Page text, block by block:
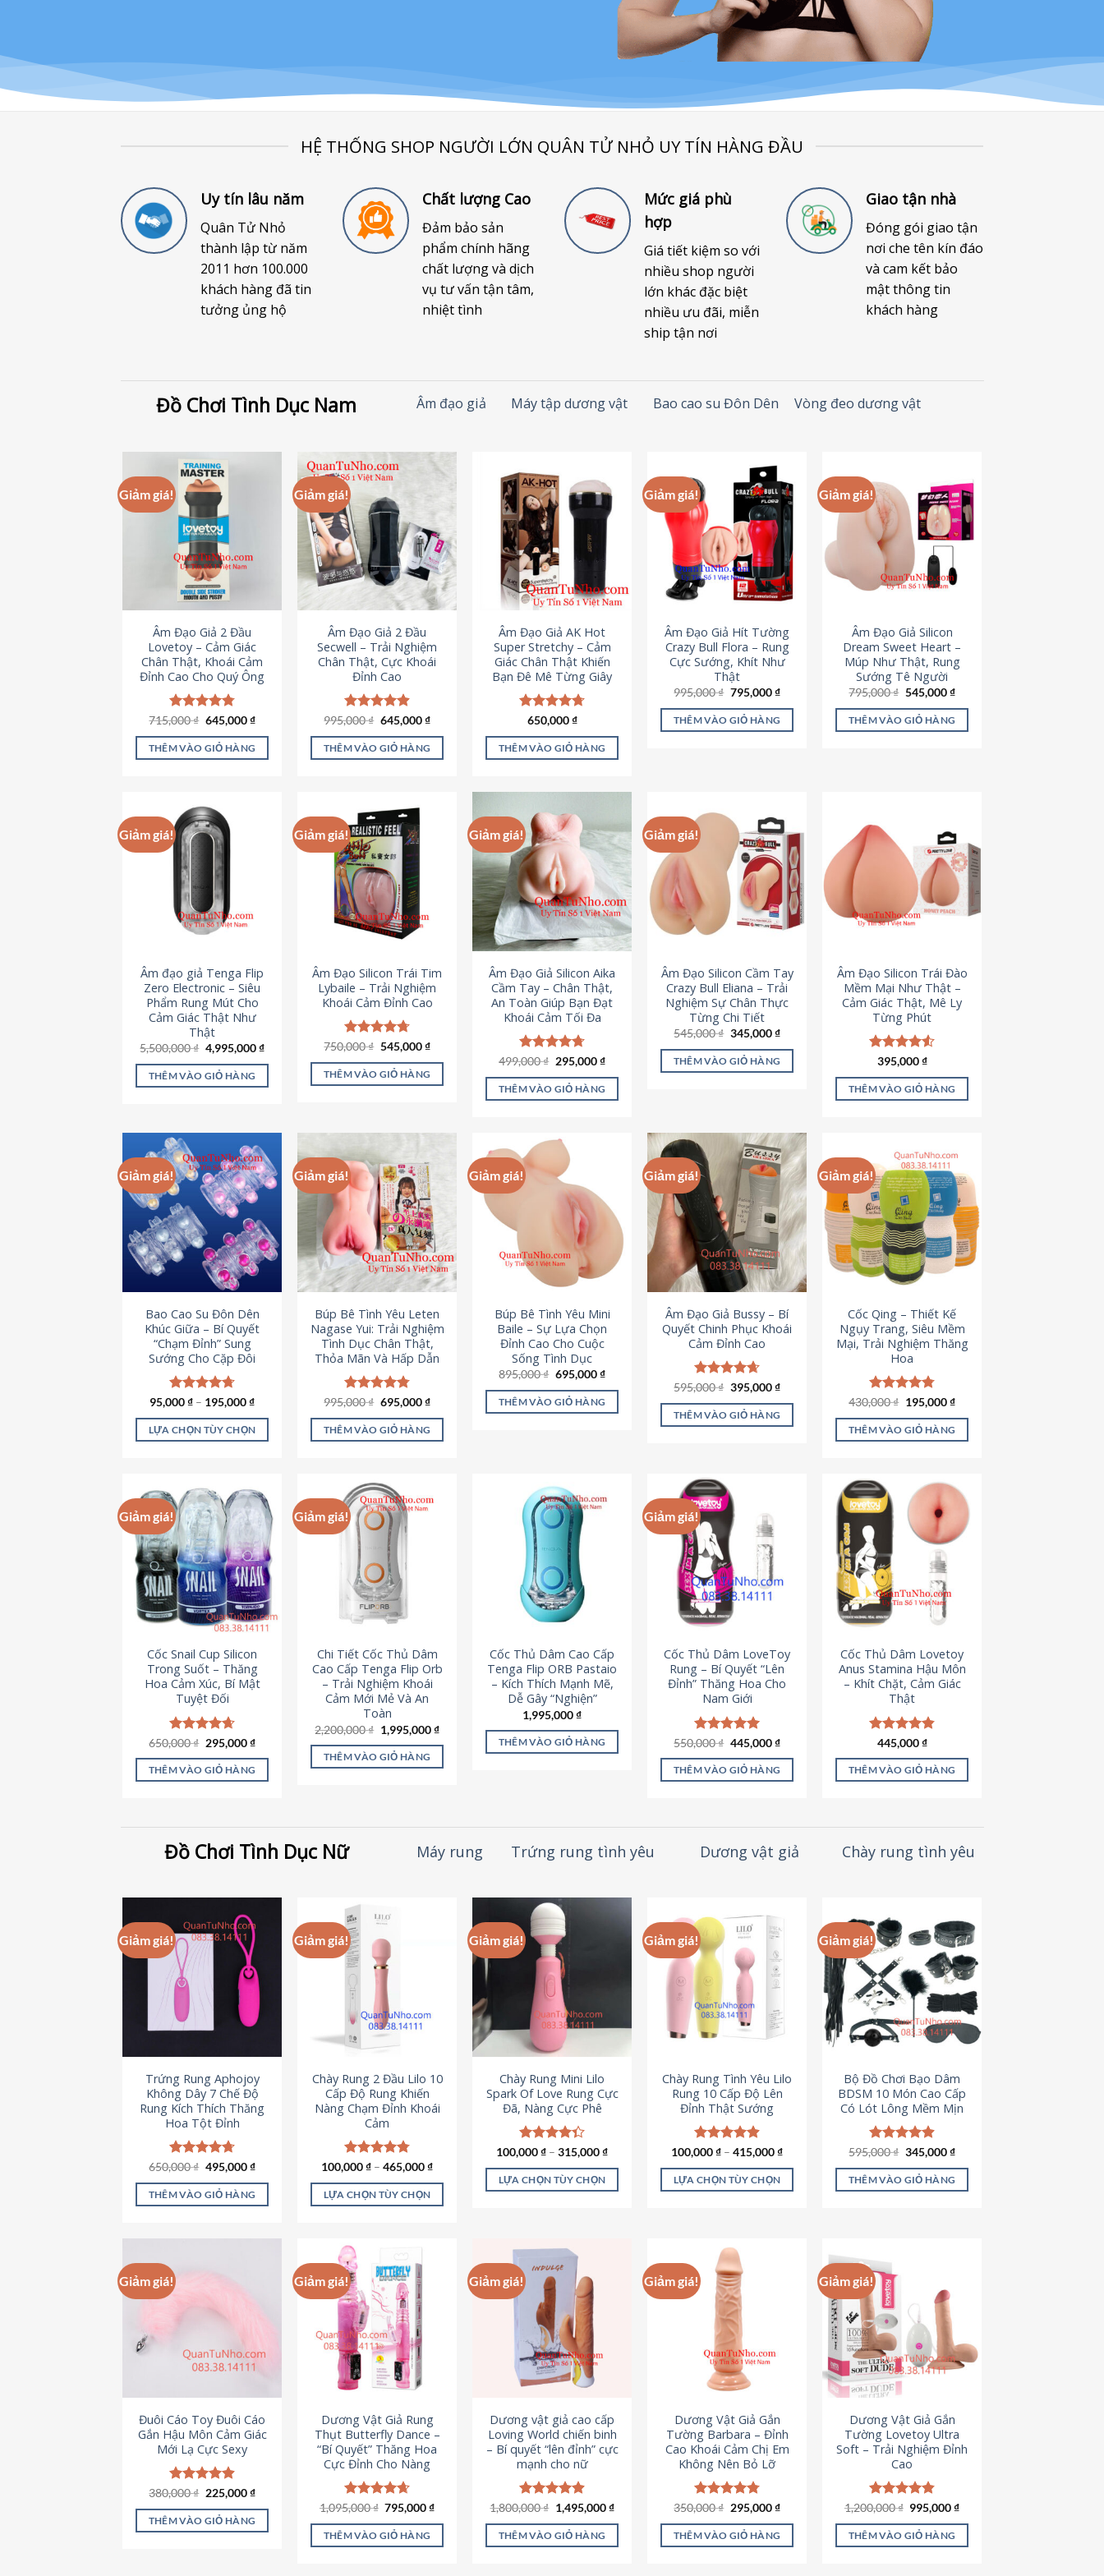
HỆ THỐNG SHOP NGƯỜI LỚN QUÂN TỬ NHỎ UY TÍN HÀNG ĐẦU
Uy tín lâu năm
Quân Tử Nhỏ
thành lập từ năm
2011 hơn 100.000
khách hàng đã tin
tưởng ủng hộ
Chất lượng Cao
Đảm bảo sản
phẩm chính hãng
chất lượng và dịch
vụ tư vấn tận tâm,
nhiệt tình
Mức giá phù
hợp
Giá tiết kiệm so với
nhiều shop người
lớn khác đặc biệt
nhiều ưu đãi, miễn
ship tận nơi
Giao tận nhà
Đóng gói giao tận
nơi che tên kín đáo
và cam kết bảo
mật thông tin
khách hàng
Đồ Chơi Tình Dục Nam Âm đạo giả Máy tập dương vật Bao cao su Đôn Dên Vòng đeo dương vật
Giảm giá!
Âm Đạo Giả 2 Đầu
Lovetoy – Cảm Giác
Chân Thật, Khoái Cảm
Đỉnh Cao Cho Quý Ông
Được xếp
hạng4.79
5 sao
715,000₫ Giá
là:
715,000 ₫.
645,000₫Giá
tại
là:
THÊM VÀO GIỎ HÀNG
Giảm giá!
Âm Đạo Giả 2 Đầu
Secwell – Trải Nghiệm
Chân Thật, Cực Khoái
Đỉnh Cao
Được xếp
hạng4.88
5 sao
995,000₫ Giá
là:
995,000 ₫.
645,000₫Giá
tại
là:
THÊM VÀO GIỎ HÀNG
Âm Đạo Giả AK Hot
Super Stretchy – Cảm
Giác Chân Thật Khiến
Bạn Đê Mê Từng Giây
Được xếp
hạng4.75
5 sao
650,000₫
THÊM VÀO GIỎ HÀNG
Giảm giá!
Âm Đạo Giả Hít Tường
Crazy Bull Flora – Rung
Cực Sướng, Khít Như
Thật
995,000₫ Giá
là:
995,000 ₫.
795,000₫Giá
tại
là:
THÊM VÀO GIỎ HÀNG
Giảm giá!
Âm Đạo Giả Silicon
Dream Sweet Heart –
Múp Như Thật, Rung
Sướng Tê Người
795,000₫ Giá
là:
795,000 ₫.
545,000₫Giá
tại
là:
THÊM VÀO GIỎ HÀNG
Giảm giá!
Âm đạo giả Tenga Flip
Zero Electronic – Siêu
Phẩm Rung Mút Cho
Cảm Giác Thật Như
Thật
5,500,000₫ Giá
gốc
là:
5,500,000 ₫.
4,995,000₫Giá
tại
THÊM VÀO GIỎ HÀNG
Giảm giá!
Âm Đạo Silicon Trái Tim
Lybaile – Trải Nghiệm
Khoái Cảm Đỉnh Cao
Được xếp
5 sao
750,000₫ Giá
là:
750,000 ₫.
545,000₫Giá
tại
là:
THÊM VÀO GIỎ HÀNG
Giảm giá!
Âm Đạo Giả Silicon Aika
Cầm Tay – Chân Thật,
An Toàn Giúp Bạn Đạt
Khoái Cảm Tối Đa
Được xếp
5 sao
499,000₫ Giá
là:
499,000 ₫.
295,000₫Giá
tại
là:
THÊM VÀO GIỎ HÀNG
Giảm giá!
Âm Đạo Silicon Cầm Tay
Crazy Bull Eliana – Trải
Nghiệm Sự Chân Thực
Từng Chi Tiết
545,000₫ Giá
là:
545,000 ₫.
345,000₫Giá
tại
là:
THÊM VÀO GIỎ HÀNG
Âm Đạo Silicon Trái Đào
Mềm Mại Như Thật –
Cảm Giác Thật, Mê Ly
Từng Phút
Được xếp
5 sao
395,000₫
THÊM VÀO GIỎ HÀNG
Giảm giá!
Bao Cao Su Đôn Dên
Khúc Giữa – Bí Quyết
“Chạm Đỉnh” Sung
Sướng Cho Cặp Đôi
Được xếp
5 sao
95,000₫ – 195,000₫
LỰA CHỌN TÙY CHỌN
này
có
nhiều
biến
thể.
Các
tùy
chọn
thể
được
chọn
trên
trang
phẩm
Giảm giá!
Búp Bê Tình Yêu Leten
Nagase Yui: Trải Nghiệm
Tình Dục Chân Thật,
Thỏa Mãn Và Hấp Dẫn
Được xếp
5 sao
995,000₫ Giá
là:
995,000 ₫.
695,000₫Giá
tại
là:
THÊM VÀO GIỎ HÀNG
Giảm giá!
Búp Bê Tình Yêu Mini
Baile – Sự Lựa Chọn
Đỉnh Cao Cho Cuộc
Sống Tình Dục
895,000₫ Giá
là:
895,000 ₫.
695,000₫Giá
tại
là:
THÊM VÀO GIỎ HÀNG
Giảm giá!
Âm Đạo Giả Bussy – Bí
Quyết Chinh Phục Khoái
Cảm Đỉnh Cao
Được xếp
5 sao
595,000₫ Giá
là:
595,000 ₫.
395,000₫Giá
tại
là:
THÊM VÀO GIỎ HÀNG
Giảm giá!
Cốc Qing – Thiết Kế
Ngụy Trang, Siêu Mềm
Mại, Trải Nghiệm Thăng
Hoa
Được xếp
5 sao
430,000₫ Giá
là:
430,000 ₫.
195,000₫Giá
tại
là:
THÊM VÀO GIỎ HÀNG
Giảm giá!
Cốc Snail Cup Silicon
Trong Suốt – Thăng
Hoa Cảm Xúc, Bí Mật
Tuyệt Đối
Được xếp
hạng4.69
5 sao
650,000₫ Giá
là:
650,000 ₫.
295,000₫Giá
tại
là:
THÊM VÀO GIỎ HÀNG
Giảm giá!
Chi Tiết Cốc Thủ Dâm
Cao Cấp Tenga Flip Orb
– Trải Nghiệm Khoái
Cảm Mới Mẻ Và An
Toàn
2,200,000₫ Giá
gốc
là:
2,200,000 ₫.
1,995,000₫Giá
THÊM VÀO GIỎ HÀNG
Cốc Thủ Dâm Cao Cấp
Tenga Flip ORB Pastaio
– Kích Thích Mạnh Mẽ,
Dễ Gây “Nghiện”
1,995,000₫
THÊM VÀO GIỎ HÀNG
Giảm giá!
Cốc Thủ Dâm LoveToy
Rung – Bí Quyết “Lên
Đỉnh” Thăng Hoa Cho
Nam Giới
Được xếp
hạng5.00
5 sao
550,000₫ Giá
là:
550,000 ₫.
445,000₫Giá
tại
là:
THÊM VÀO GIỎ HÀNG
Cốc Thủ Dâm Lovetoy
Anus Stamina Hậu Môn
– Khít Chặt, Cảm Giác
Thật
Được xếp
hạng4.84
5 sao
445,000₫
THÊM VÀO GIỎ HÀNG
Đồ Chơi Tình Dục Nữ Máy rung Trứng rung tình yêu Dương vật giả Chày rung tình yêu
Giảm giá!
Trứng Rung Aphojoy
Không Dây 7 Chế Độ
Rung Kích Thích Thăng
Hoa Tột Đỉnh
Được xếp
5 sao
650,000₫ Giá
là:
650,000 ₫.
495,000₫Giá
tại
là:
THÊM VÀO GIỎ HÀNG
Giảm giá!
Chày Rung 2 Đầu Lilo 10
Cấp Độ Rung Khiến
Nàng Chạm Đỉnh Khoái
Cảm
Được xếp
5 sao
100,000₫ – 465,000₫
LỰA CHỌN TÙY CHỌN
có
nhiều
biến
thể.
Các
tùy
chọn
thể
được
chọn
trên
trang
phẩm
Giảm giá!
Chày Rung Mini Lilo
Spark Of Love Rung Cực
Đã, Nàng Cực Phê
Được xếp
5 sao
100,000₫ – 315,000₫
LỰA CHỌN TÙY CHỌN
nhiều
thể.
Các
tùy
chọn
được
chọn
trên
trang
sản
phẩm
Giảm giá!
Chày Rung Tình Yêu Lilo
Rung 10 Cấp Độ Lên
Đỉnh Thật Sướng
Được xếp
5 sao
100,000₫ – 415,000₫
LỰA CHỌN TÙY CHỌN
có
nhiều
biến
thể.
Các
tùy
chọn
có
được
chọn
trên
trang
sản
phẩm
Giảm giá!
Bộ Đồ Chơi Bạo Dâm
BDSM 10 Món Cao Cấp
Có Lót Lông Mềm Mịn
Được xếp
5 sao
595,000₫ Giá
là:
595,000 ₫.
345,000₫Giá
tại
là:
THÊM VÀO GIỎ HÀNG
Giảm giá!
Đuôi Cáo Toy Đuôi Cáo
Gắn Hậu Môn Cảm Giác
Mới Lạ Cực Sexy
Được xếp
5 sao
380,000₫ Giá
là:
380,000 ₫.
225,000₫Giá
tại
là:
THÊM VÀO GIỎ HÀNG
Giảm giá!
Dương Vật Giả Rung
Thụt Butterfly Dance –
“Bí Quyết” Thăng Hoa
Cực Đỉnh Cho Nàng
Được xếp
5 sao
1,095,000₫ Giá
là:
1,095,000 ₫.
795,000₫Giá
tại
THÊM VÀO GIỎ HÀNG
Giảm giá!
Dương vật giả cao cấp
Loving World chiến binh
– Bí quyết “lên đỉnh” cực
mạnh cho nữ
Được xếp
5 sao
1,800,000₫ Giá
gốc
là:
1,800,000 ₫.
1,495,000₫Giá
tại
THÊM VÀO GIỎ HÀNG
Giảm giá!
Dương Vật Giả Gắn
Tường Barbara – Đỉnh
Cao Khoái Cảm Chị Em
Không Nên Bỏ Lỡ
Được xếp
5 sao
350,000₫ Giá
là:
350,000 ₫.
295,000₫Giá
tại
là:
THÊM VÀO GIỎ HÀNG
Giảm giá!
Dương Vật Giả Gắn
Tường Lovetoy Ultra
Soft – Trải Nghiệm Đỉnh
Cao
Được xếp
5 sao
1,200,000₫ Giá
là:
1,200,000 ₫.
995,000₫Giá
tại
THÊM VÀO GIỎ HÀNG